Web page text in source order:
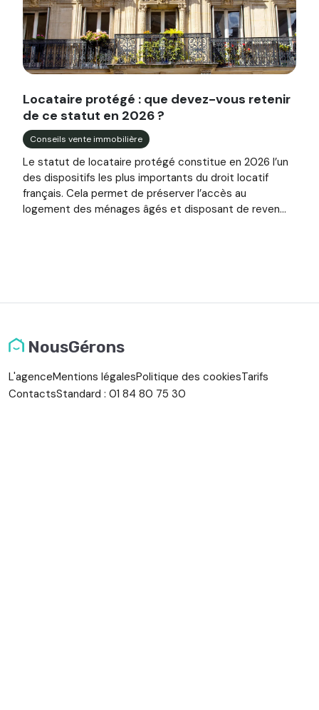
Image illustrant l'article "Locataire protégé : que
Locataire protégé : que devez-vous retenir
de ce statut en 2026 ?
Conseils vente immobilière
Le statut de locataire protégé constitue en 2026 l’un
des dispositifs les plus importants du droit locatif
français. Cela permet de préserver l’accès au
logement des ménages âgés et disposant de reven...
NousGérons
L'agenceMentions légalesPolitique des cookiesTarifs
ContactsStandard : 01 84 80 75 30